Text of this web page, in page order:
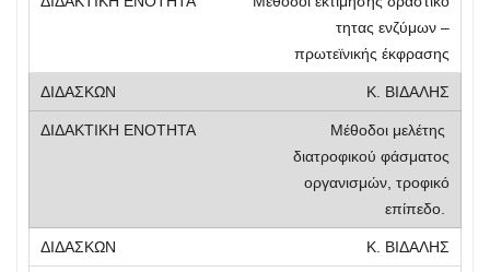
τητας ενζύμων –
πρωτεϊνικής έκφρασης
Κ. ΒΙΔΑΛΗΣ
Μέθοδοι μελέτης
διατροφικού φάσματος
οργανισμών, τροφικό
επίπεδο.
Κ. ΒΙΔΑΛΗΣ